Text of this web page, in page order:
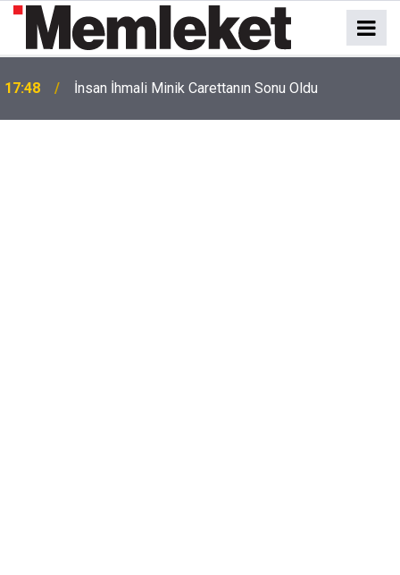
17:48 İnsan İhmali Minik Carettanın Sonu Oldu